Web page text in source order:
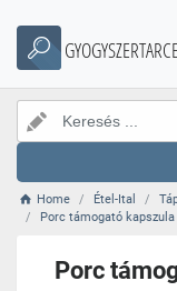
Home Étel-Ital
Porc támogató
Porc